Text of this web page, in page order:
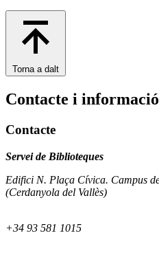
Torna a dalt
Contacte i
Contacte
Servei de Biblioteques
Edifici N. Plaça Cívica. Campus
(Cerdanyola del Vallès)
+34 93 581 1015